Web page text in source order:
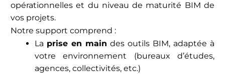
opérationnelles et du niveau de maturité BIM de
vos projets.
Notre support comprend :
La prise en main des outils BIM, adaptée à
votre environnement (bureaux d’études,
agences, collectivités, etc.)